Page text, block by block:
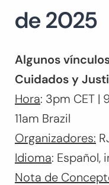
de 2025
Algunos
Cuidados y
Hora: 3pm CET |
11am Brazil
Organizadores:
Idioma: Español,
Nota de